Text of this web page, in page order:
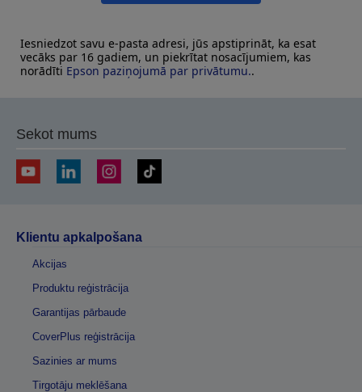
Iesniedzot savu e-pasta adresi, jūs apstiprināt, ka esat
vecāks par 16 gadiem, un piekrītat nosacījumiem, kas
norādīti Epson paziņojumā par privātumu..
Sekot mums
Klientu apkalpošana
Akcijas
Produktu reģistrācija
Garantijas pārbaude
CoverPlus reģistrācija
Sazinies ar mums
Tirgotāju meklēšana